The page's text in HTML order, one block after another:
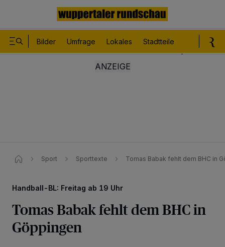
Bilder Umfrage Lokales Stadtteile
Sport Sporttexte Tomas Babak fehlt dem BHC in
Handball-BL: Freitag ab 19 Uhr
Tomas Babak fehlt dem BHC in
Göppingen